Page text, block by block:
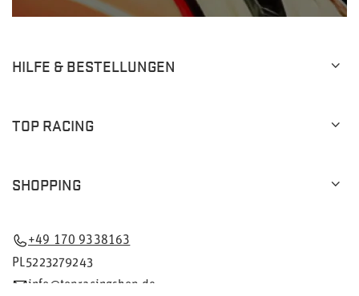
HILFE & BESTELLUNGEN
TOP RACING
SHOPPING
+49 170 9338163
PL5223279243
info@topracingshop.de